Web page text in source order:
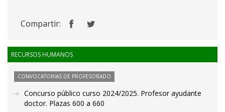
Compartir:
RECURSOS HUMANOS
CONVOCATORIAS DE PROFESORADO
Concurso público curso 2024/2025. Profesor ayudante
doctor. Plazas 600 a 660